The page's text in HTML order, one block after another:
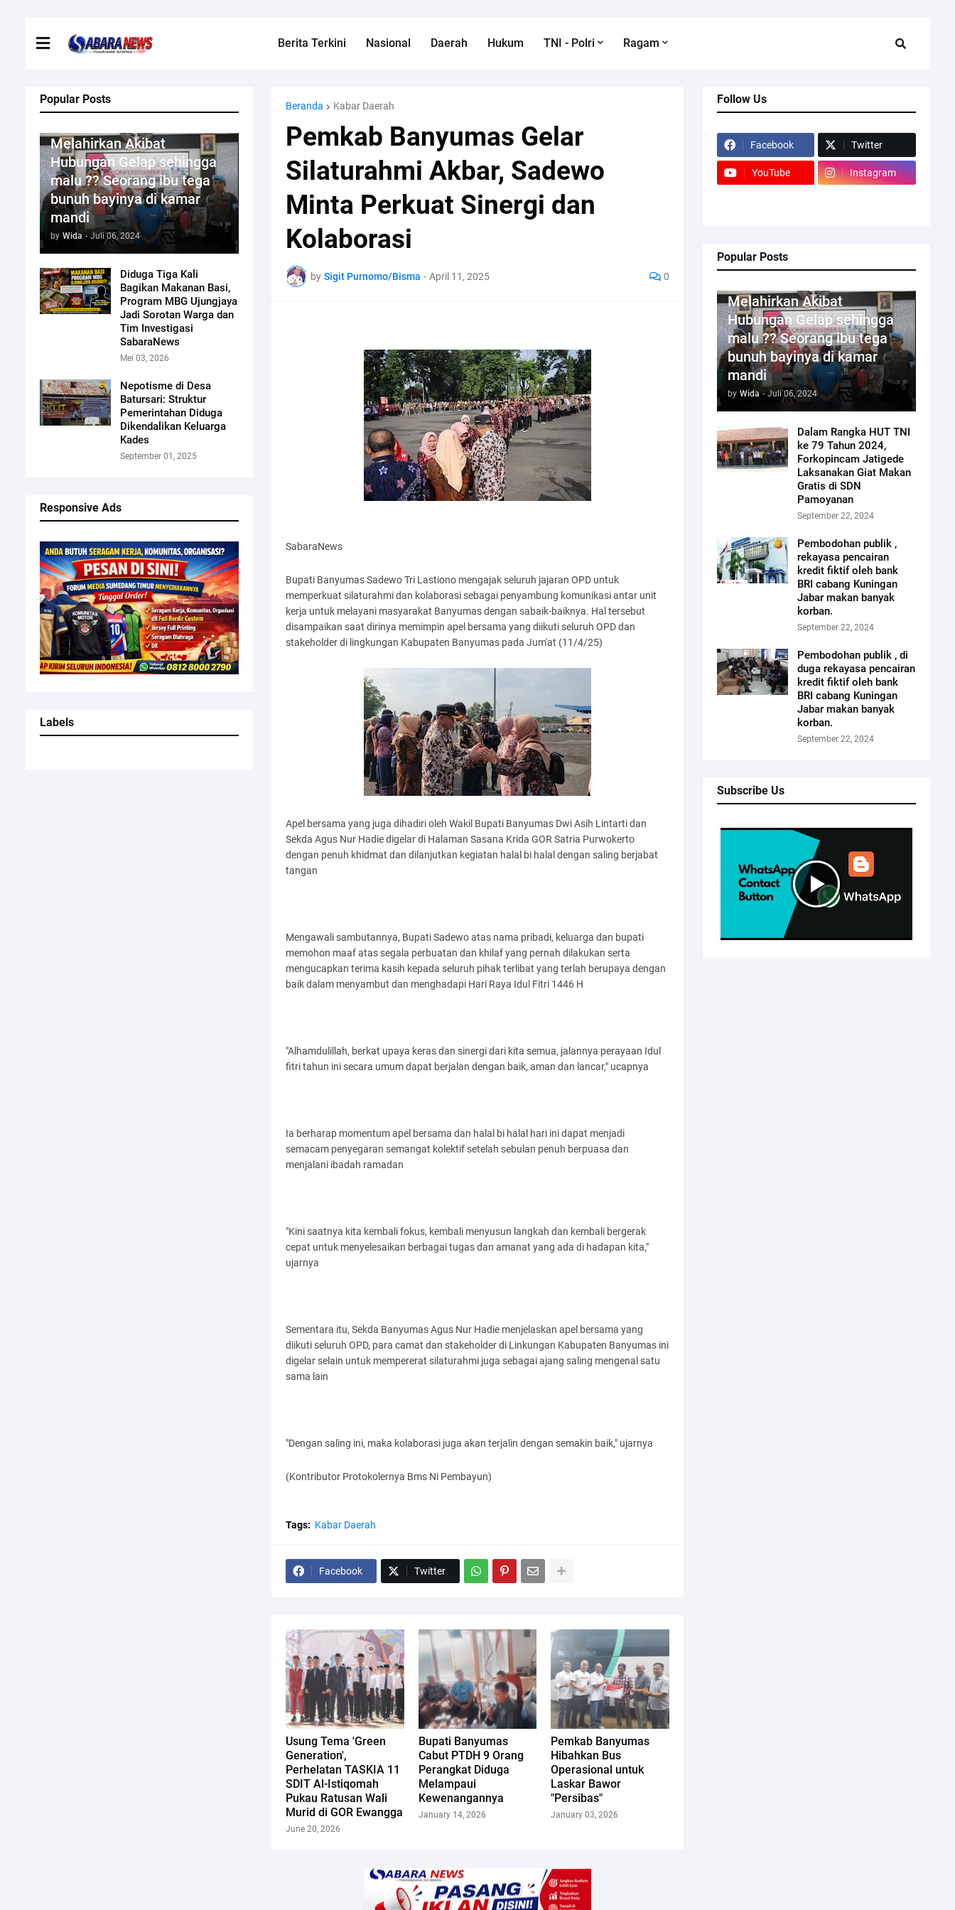
Berita Terkini Nasional Daerah Hukum TNI - Polri Ragam
Popular Posts
Melahirkan Akibat
Hubungan Gelap sehingga
malu ?? Seorang ibu tega
bunuh bayinya di kamar
mandi
by Wida - Juli 06, 2024
Diduga Tiga Kali
Bagikan Makanan Basi,
Program MBG Ujungjaya
Jadi Sorotan Warga dan
Tim Investigasi
SabaraNews
Mei 03, 2026
Nepotisme di Desa
Batursari: Struktur
Pemerintahan Diduga
Dikendalikan Keluarga
Kades
September 01, 2025
Responsive Ads
Labels
Beranda Kabar Daerah
Pemkab Banyumas Gelar
Silaturahmi Akbar, Sadewo
Minta Perkuat Sinergi dan
Kolaborasi
by Sigit Purnomo/Bisma - April 11, 2025 0
SabaraNews
Bupati Banyumas Sadewo Tri Lastiono mengajak seluruh jajaran OPD untuk
memperkuat silaturahmi dan kolaborasi sebagai penyambung komunikasi antar unit
kerja untuk melayani masyarakat Banyumas dengan sabaik-baiknya. Hal tersebut
disampaikan saat dirinya memimpin apel bersama yang diikuti seluruh OPD dan
stakeholder di lingkungan Kabupaten Banyumas pada Jum'at (11/4/25)
Apel bersama yang juga dihadiri oleh Wakil Bupati Banyumas Dwi Asih Lintarti dan
Sekda Agus Nur Hadie digelar di Halaman Sasana Krida GOR Satria Purwokerto
dengan penuh khidmat dan dilanjutkan kegiatan halal bi halal dengan saling berjabat
tangan
Mengawali sambutannya, Bupati Sadewo atas nama pribadi, keluarga dan bupati
memohon maaf atas segala perbuatan dan khilaf yang pernah dilakukan serta
mengucapkan terima kasih kepada seluruh pihak terlibat yang terlah berupaya dengan
baik dalam menyambut dan menghadapi Hari Raya Idul Fitri 1446 H
"Alhamdulillah, berkat upaya keras dan sinergi dari kita semua, jalannya perayaan Idul
fitri tahun ini secara umum dapat berjalan dengan baik, aman dan lancar," ucapnya
Ia berharap momentum apel bersama dan halal bi halal hari ini dapat menjadi
semacam penyegaran semangat kolektif setelah sebulan penuh berpuasa dan
menjalani ibadah ramadan
"Kini saatnya kita kembali fokus, kembali menyusun langkah dan kembali bergerak
cepat untuk menyelesaikan berbagai tugas dan amanat yang ada di hadapan kita,"
ujarnya
Sementara itu, Sekda Banyumas Agus Nur Hadie menjelaskan apel bersama yang
diikuti seluruh OPD, para camat dan stakeholder di Linkungan Kabupaten Banyumas ini
digelar selain untuk mempererat silaturahmi juga sebagai ajang saling mengenal satu
sama lain
"Dengan saling ini, maka kolaborasi juga akan terjalin dengan semakin baik," ujarnya
(Kontributor Protokolernya Bms Ni Pembayun)
Tags: Kabar Daerah
Facebook Twitter
Usung Tema 'Green
Generation',
Perhelatan TASKIA 11
SDIT Al-Istiqomah
Pukau Ratusan Wali
Murid di GOR Ewangga
June 20, 2026
Bupati Banyumas
Cabut PTDH 9 Orang
Perangkat Diduga
Melampaui
Kewenangannya
January 14, 2026
Pemkab Banyumas
Hibahkan Bus
Operasional untuk
Laskar Bawor
"Persibas"
January 03, 2026
Follow Us
Facebook Twitter
YouTube Instagram
Popular Posts
Melahirkan Akibat
Hubungan Gelap sehingga
malu ?? Seorang ibu tega
bunuh bayinya di kamar
mandi
by Wida - Juli 06, 2024
Dalam Rangka HUT TNI
ke 79 Tahun 2024,
Forkopincam Jatigede
Laksanakan Giat Makan
Gratis di SDN
Pamoyanan
September 22, 2024
Pembodohan publik ,
rekayasa pencairan
kredit fiktif oleh bank
BRI cabang Kuningan
Jabar makan banyak
korban.
September 22, 2024
Pembodohan publik , di
duga rekayasa pencairan
kredit fiktif oleh bank
BRI cabang Kuningan
Jabar makan banyak
korban.
September 22, 2024
Subscribe Us